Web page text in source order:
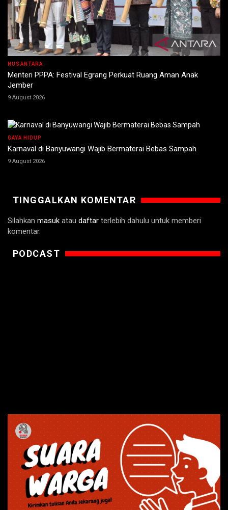
NUSANTARA
Menteri PPPA: Festival Egrang Perkuat Ruang Aman Anak
Jember
9 August 2026
GAYA HIDUP
Karnaval di Banyuwangi Wajib Bermaterai Bebas Sampah
9 August 2026
TINGGALKAN KOMENTAR
Silahkan masuk atau daftar terlebih dahulu untuk memberi
komentar.
PODCAST